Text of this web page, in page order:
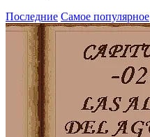
Последние Самое популярное